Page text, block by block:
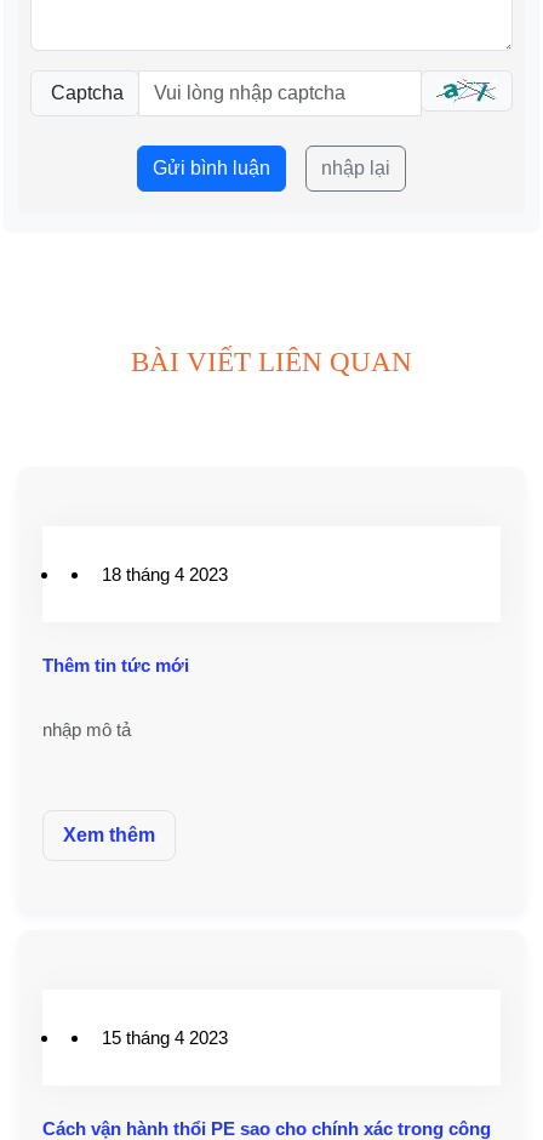
Captcha
Gửi bình luận nhập lại
BÀI VIẾT LIÊN QUAN
18 tháng 4 2023
Thêm tin tức mới
nhập mô tả
Xem thêm
15 tháng 4 2023
Cách vận hành thổi PE sao cho chính xác trong công